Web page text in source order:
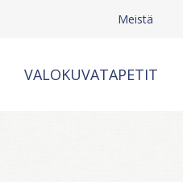
Meistä
VALOKUVATAPETIT